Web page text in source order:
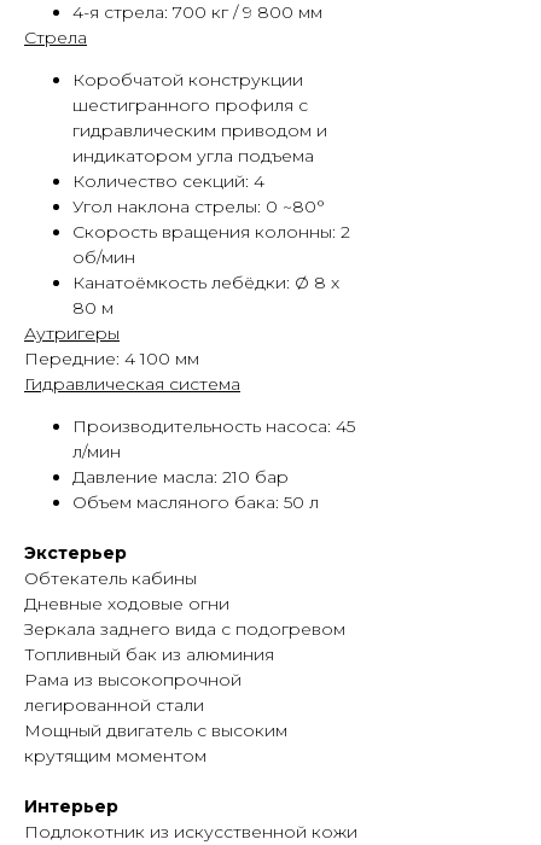
4-я стрела: 700 кг / 9 800 мм
Стрела
Коробчатой конструкции
шестигранного профиля с
гидравлическим приводом и
индикатором угла подъема
Количество секций: 4
Угол наклона стрелы: 0 ~80°
Скорость вращения колонны: 2
об/мин
Канатоёмкость лебёдки: Ø 8 х
80 м
Аутригеры
Передние: 4 100 мм
Гидравлическая система
Производительность насоса: 45
л/мин
Давление масла: 210 бар
Объем масляного бака: 50 л
Экстерьер
Обтекатель кабины
Дневные ходовые огни
Зеркала заднего вида с подогревом
Топливный бак из алюминия
Рама из высокопрочной
легированной стали
Мощный двигатель с высоким
крутящим моментом
Интерьер
Подлокотник из искусственной кожи